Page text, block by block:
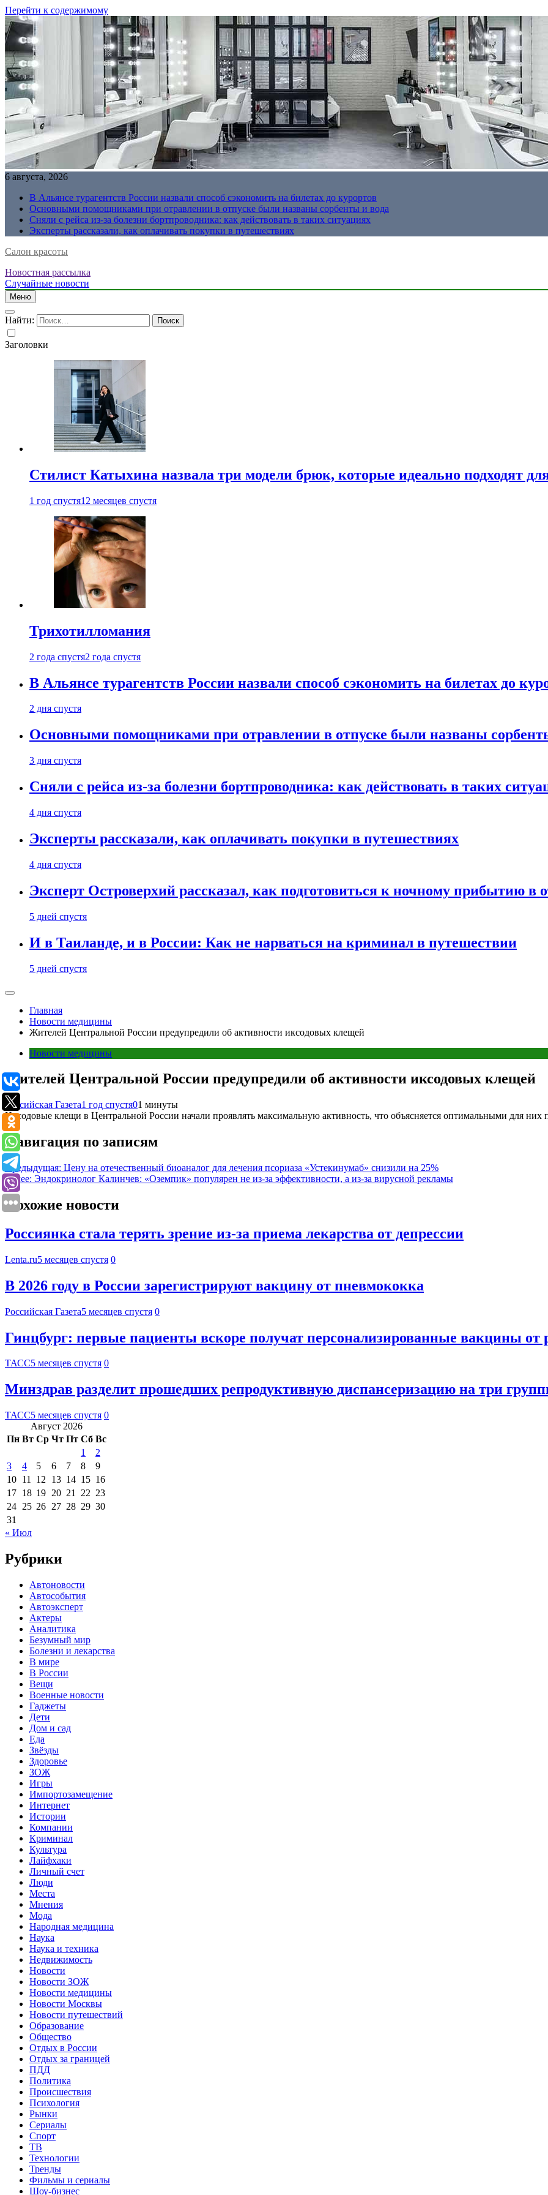
Перейти к содержимому
6 августа, 2026
В Альянсе турагентств России назвали способ сэкономить на билетах до курортов
Основными помощниками при отравлении в отпуске были названы сорбенты и вода
Сняли с рейса из-за болезни бортпроводника: как действовать в таких ситуациях
Эксперты рассказали, как оплачивать покупки в путешествиях
Салон красоты
Новостная рассылка
Случайные новости
Меню
Найти:
Заголовки
Стилист Катыхина назвала три модели брюк, которые идеально подходят
1 год спустя12 месяцев спустя
Трихотилломания
2 года спустя2 года спустя
В Альянсе турагентств России назвали способ сэкономить на билетах до
2 дня спустя
Основными помощниками при отравлении в отпуске были названы
3 дня спустя
Сняли с рейса из-за болезни бортпроводника: как действовать в таких
4 дня спустя
Эксперты рассказали, как оплачивать покупки в путешествиях
4 дня спустя
Эксперт Островерхий рассказал, как подготовиться к ночному прибытию в
5 дней спустя
И в Таиланде, и в России: Как не нарваться на криминал в путешествии
5 дней спустя
Главная
Новости медицины
Жителей Центральной России предупредили об активности иксодовых клещей
Новости медицины
Жителей Центральной России предупредили об активности иксодовых клещей
Российская Газета1 год спустя01 минуты
Иксодовые клещи в Центральной России начали проявлять максимальную активность, что объясняется оптимальными для
Навигация по записям
Предыдущая: Цену на отечественный биоаналог для лечения псориаза «Устекинумаб» снизили на 25%
Далее: Эндокринолог Калинчев: «Оземпик» популярен не из-за эффективности, а из-за вирусной рекламы
Похожие новости
Россиянка стала терять зрение из-за приема лекарства от депрессии
Lenta.ru5 месяцев спустя 0
В 2026 году в России зарегистрируют вакцину от пневмококка
Российская Газета5 месяцев спустя 0
Гинцбург: первые пациенты вскоре получат персонализированные вакцины от
ТАСС5 месяцев спустя 0
Минздрав разделит прошедших репродуктивную диспансеризацию на три
ТАСС5 месяцев спустя 0
Август 2026
Пн Вт Ср Чт Пт Сб Вс
1
2
3
4 5 6 7 8
9
10 11 12 13 14 15 16
17 18 19 20 21 22 23
24 25 26 27 28 29 30
31
« Июл
Рубрики
Автоновости
Автособытия
Автоэксперт
Актеры
Аналитика
Безумный мир
Болезни и лекарства
В мире
В России
Вещи
Военные новости
Гаджеты
Дети
Дом и сад
Еда
Звёзды
Здоровье
ЗОЖ
Игры
Импортозамещение
Интернет
Истории
Компании
Криминал
Культура
Лайфхаки
Личный счет
Люди
Места
Мнения
Мода
Народная медицина
Наука
Наука и техника
Недвижимость
Новости
Новости ЗОЖ
Новости медицины
Новости Москвы
Новости путешествий
Образование
Общество
Отдых в России
Отдых за границей
ПДД
Политика
Происшествия
Психология
Рынки
Сериалы
Спорт
ТВ
Технологии
Тренды
Фильмы и сериалы
Шоу-бизнес